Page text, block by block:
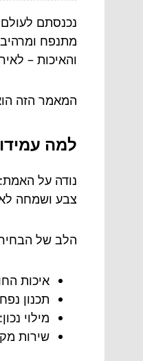
נכנסתם
מתנפח
והאיכות –
המאמר הזה
למה
נודה על
צבע ושמחה
הלב של
איכות
תכנון
מילוי
שירות